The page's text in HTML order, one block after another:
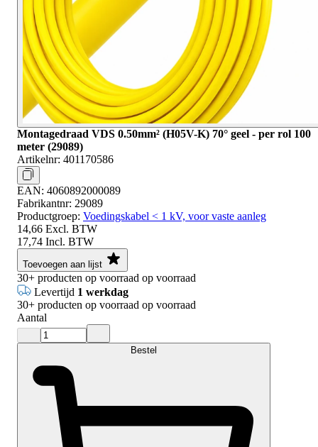
Montagedraad VDS 0.50mm² (H05V-K) 70° geel - per rol 100
meter (29089)
Artikelnr: 401170586
EAN: 4060892000089
Fabrikantnr: 29089
Productgroep: Voedingskabel < 1 kV, voor vaste aanleg
14,66 Excl. BTW
17,74 Incl. BTW
Toevoegen aan lijst
30+ producten op voorraad op voorraad
Levertijd 1 werkdag
30+ producten op voorraad op voorraad
Aantal
Bestel